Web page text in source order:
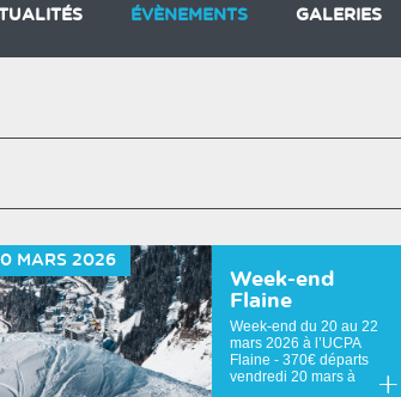
ÉVÈNEMENTS GALERIES
MARS 2026
Week-end
Flaine
Week-end du 20 au 22
mars 2026 à l’UCPA
Flaine - 370€ départs
vendredi 20 mars à